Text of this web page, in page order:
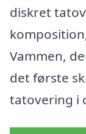
diskret
Vammen,
det første
tatovering i